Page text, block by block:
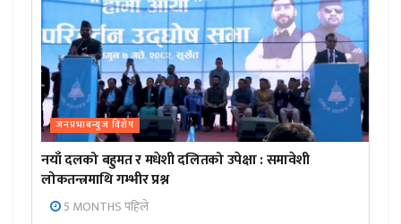
जनप्रभाबन्युज विशेष
नयाँ दलको बहुमत र मधेशी दलितको उपेक्षा : समावेशी
लोकतन्त्रमाथि गम्भीर प्रश्न
5 MONTHS पहिले